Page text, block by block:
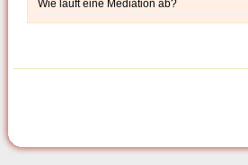
Wie läuft eine Mediation ab?